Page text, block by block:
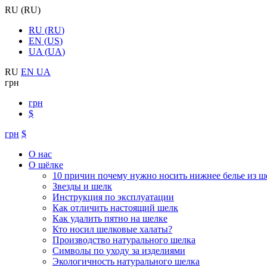
RU (RU)
RU (RU)
EN (US)
UA (UA)
RU EN UA
грн
грн
$
грн $
О нас
О шёлке
10 причин почему нужно носить нижнее белье из
Звезды и шелк
Инструкция по эксплуатации
Как отличить настоящий шелк
Как удалить пятно на шелке
Кто носил шелковые халаты?
Производство натурального шелка
Символы по уходу за изделиями
Экологичность натурального шелка